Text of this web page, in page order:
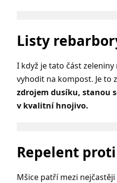
Listy
I když je tato část
vyhodit na kompost. Je to
zdrojem dusíku, stanou
v kvalitní hnojivo.
Repelent
Mšice patří mezi